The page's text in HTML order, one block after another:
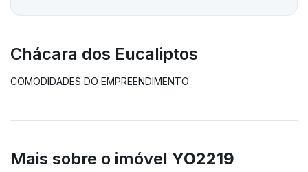
Chácara dos Eucaliptos
COMODIDADES DO EMPREENDIMENTO
Mais sobre o imóvel YO2219